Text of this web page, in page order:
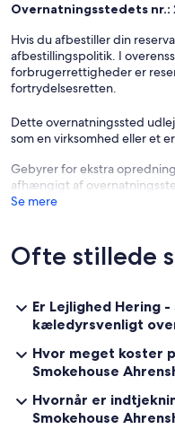
Overnatningsstedets nr.:
Hvis du afbestiller din
afbestillingspolitik. I
forbrugerrettigheder er
fortrydelsesretten.
Dette overnatningssted
som en virksomhed eller et
Gebyrer for ekstra
afhængigt af
Se mere
Ofte stillede
Er Lejlighed Hering
kæledyrsvenligt
Hvor meget koster
Smokehouse
Hvornår er
Smokehouse